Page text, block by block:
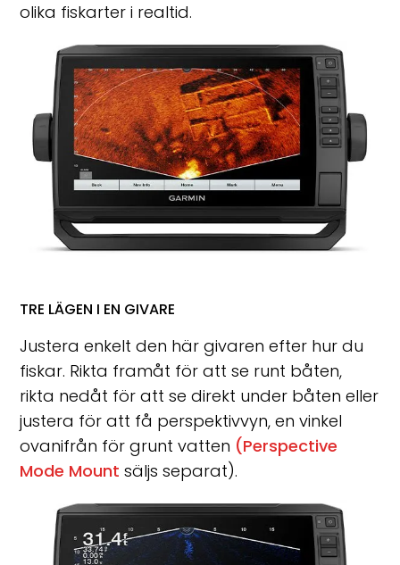
olika fiskarter i realtid.
TRE LÄGEN I EN GIVARE
Justera enkelt den här givaren efter hur du
fiskar. Rikta framåt för att se runt båten,
rikta nedåt för att se direkt under båten eller
justera för att få perspektivvyn, en vinkel
ovanifrån för grunt vatten (Perspective
Mode Mount säljs separat).